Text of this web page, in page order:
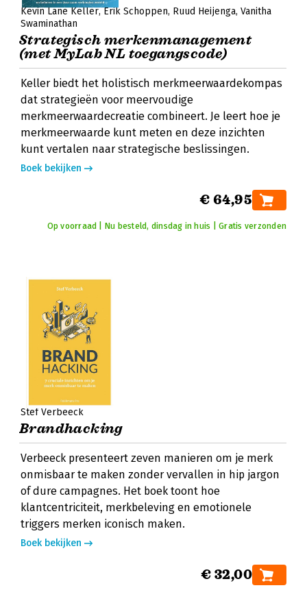
Kevin Lane Keller Erik Schoppen Ruud Heijenga Vanitha
Swaminathan
Strategisch merkenmanagement
(met MyLab NL toegangscode)
Keller biedt het holistisch merkmeerwaardekompas
dat strategieën voor meervoudige
merkmeerwaardecreatie combineert. Je leert hoe je
merkmeerwaarde kunt meten en deze inzichten
kunt vertalen naar strategische beslissingen.
Boek bekijken
€ 64,95
Op voorraad | Nu besteld, dinsdag in huis | Gratis verzonden
Stef Verbeeck
Brandhacking
Verbeeck presenteert zeven manieren om je merk
onmisbaar te maken zonder vervallen in hip jargon
of dure campagnes. Het boek toont hoe
klantcentriciteit, merkbeleving en emotionele
triggers merken iconisch maken.
Boek bekijken
€ 32,00